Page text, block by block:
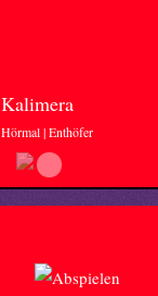
Kalimera
Hörmal | Enthöfer